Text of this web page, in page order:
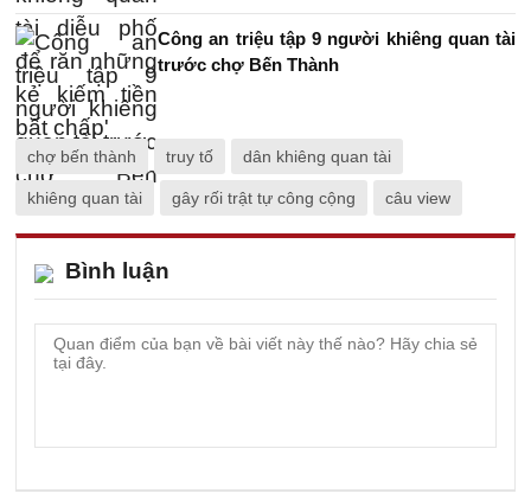
Công an triệu tập 9 người khiêng quan tài
trước chợ Bến Thành
chợ bến thành truy tố dân khiêng quan tài
khiêng quan tài gây rối trật tự công cộng câu view
Bình luận